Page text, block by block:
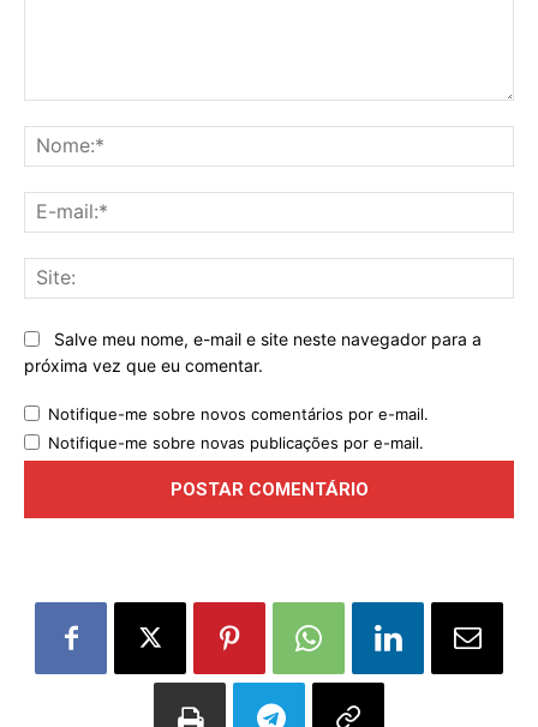
Salve meu nome, e-mail e site neste navegador para a
próxima vez que eu comentar.
Notifique-me sobre novos comentários por e-mail.
Notifique-me sobre novas publicações por e-mail.